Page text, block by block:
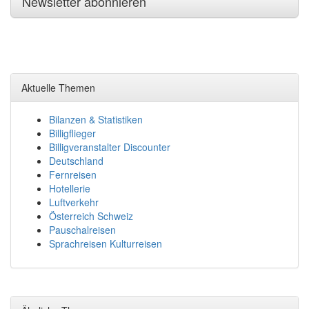
Aktuelle Themen
Bilanzen & Statistiken
Billigflieger
Billigveranstalter Discounter
Deutschland
Fernreisen
Hotellerie
Luftverkehr
Österreich Schweiz
Pauschalreisen
Sprachreisen Kulturreisen